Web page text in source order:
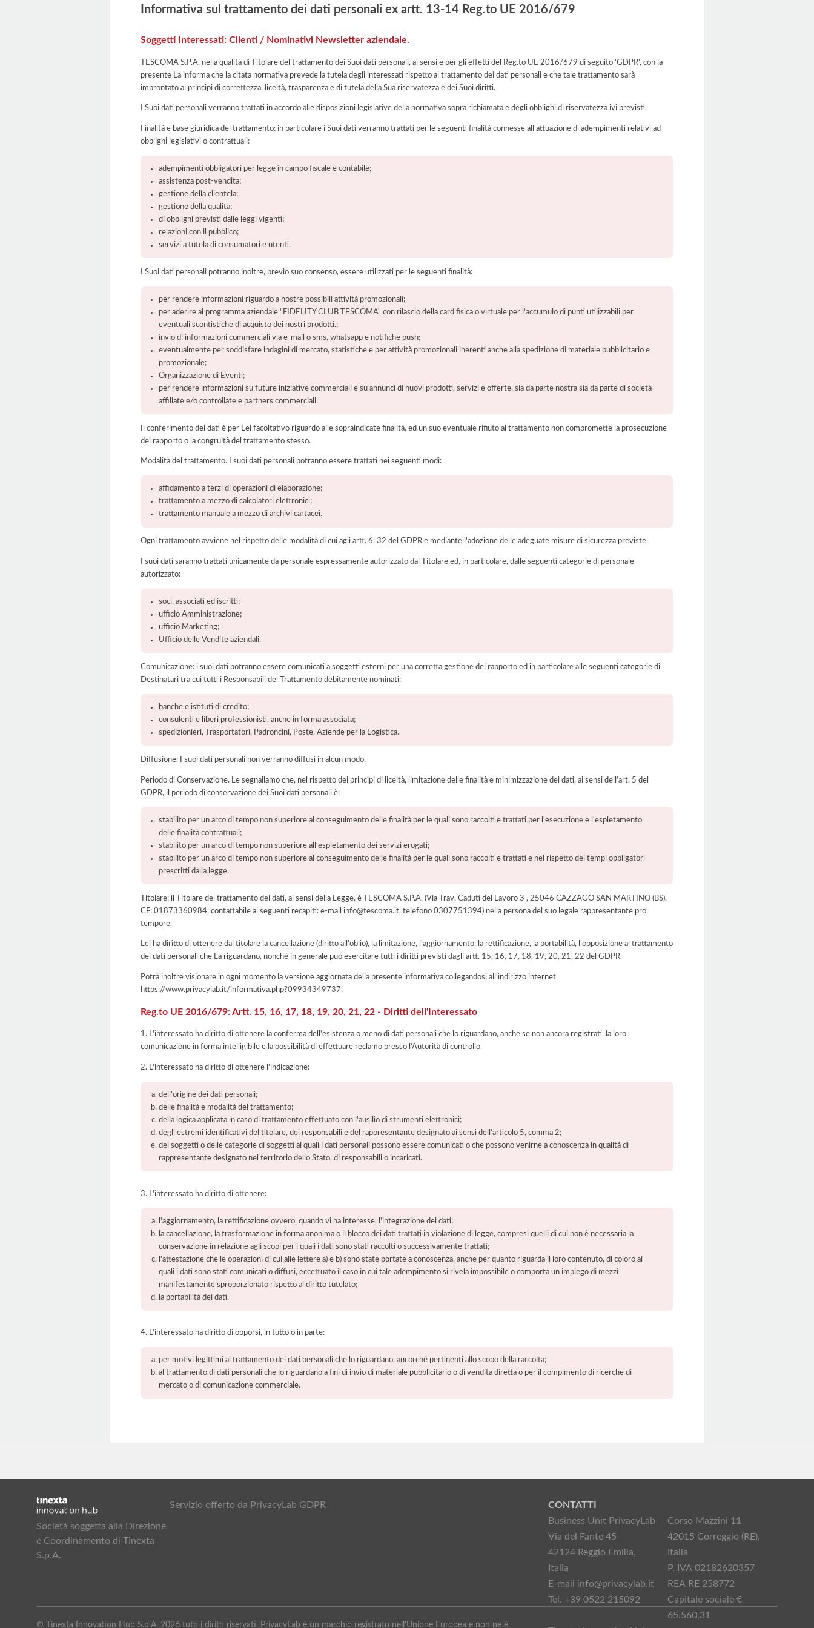
Informativa sul trattamento dei dati personali ex artt. 13-14 Reg.to UE 2016/679
Soggetti Interessati: Clienti / Nominativi Newsletter aziendale.
TESCOMA S.P.A. nella qualità di Titolare del trattamento dei Suoi dati personali, ai sensi e per gli effetti del Reg.to UE 2016/679 di seguito 'GDPR', con la
presente La informa che la citata normativa prevede la tutela degli interessati rispetto al trattamento dei dati personali e che tale trattamento sarà
improntato ai principi di correttezza, liceità, trasparenza e di tutela della Sua riservatezza e dei Suoi diritti.
I Suoi dati personali verranno trattati in accordo alle disposizioni legislative della normativa sopra richiamata e degli obblighi di riservatezza ivi previsti.
Finalità e base giuridica del trattamento: in particolare i Suoi dati verranno trattati per le seguenti finalità connesse all'attuazione di adempimenti relativi ad
obblighi legislativi o contrattuali:
adempimenti obbligatori per legge in campo fiscale e contabile;
assistenza post-vendita;
gestione della clientela;
gestione della qualità;
di obblighi previsti dalle leggi vigenti;
relazioni con il pubblico;
servizi a tutela di consumatori e utenti.
I Suoi dati personali potranno inoltre, previo suo consenso, essere utilizzati per le seguenti finalità:
per rendere informazioni riguardo a nostre possibili attività promozionali;
per aderire al programma aziendale "FIDELITY CLUB TESCOMA" con rilascio della card fisica o virtuale per l'accumulo di punti utilizzabili per
eventuali scontistiche di acquisto dei nostri prodotti.;
invio di informazioni commerciali via e-mail o sms, whatsapp e notifiche push;
eventualmente per soddisfare indagini di mercato, statistiche e per attività promozionali inerenti anche alla spedizione di materiale pubblicitario e
promozionale;
Organizzazione di Eventi;
per rendere informazioni su future iniziative commerciali e su annunci di nuovi prodotti, servizi e offerte, sia da parte nostra sia da parte di società
affiliate e/o controllate e partners commerciali.
Il conferimento dei dati è per Lei facoltativo riguardo alle sopraindicate finalità, ed un suo eventuale rifiuto al trattamento non compromette la prosecuzione
del rapporto o la congruità del trattamento stesso.
Modalità del trattamento. I suoi dati personali potranno essere trattati nei seguenti modi:
affidamento a terzi di operazioni di elaborazione;
trattamento a mezzo di calcolatori elettronici;
trattamento manuale a mezzo di archivi cartacei.
Ogni trattamento avviene nel rispetto delle modalità di cui agli artt. 6, 32 del GDPR e mediante l'adozione delle adeguate misure di sicurezza previste.
I suoi dati saranno trattati unicamente da personale espressamente autorizzato dal Titolare ed, in particolare, dalle seguenti categorie di personale
autorizzato:
soci, associati ed iscritti;
ufficio Amministrazione;
ufficio Marketing;
Ufficio delle Vendite aziendali.
Comunicazione: i suoi dati potranno essere comunicati a soggetti esterni per una corretta gestione del rapporto ed in particolare alle seguenti categorie di
Destinatari tra cui tutti i Responsabili del Trattamento debitamente nominati:
banche e istituti di credito;
consulenti e liberi professionisti, anche in forma associata;
spedizionieri, Trasportatori, Padroncini, Poste, Aziende per la Logistica.
Diffusione: I suoi dati personali non verranno diffusi in alcun modo.
Periodo di Conservazione. Le segnaliamo che, nel rispetto dei principi di liceità, limitazione delle finalità e minimizzazione dei dati, ai sensi dell’art. 5 del
GDPR, il periodo di conservazione dei Suoi dati personali è:
stabilito per un arco di tempo non superiore al conseguimento delle finalità per le quali sono raccolti e trattati per l'esecuzione e l'espletamento
delle finalità contrattuali;
stabilito per un arco di tempo non superiore all'espletamento dei servizi erogati;
stabilito per un arco di tempo non superiore al conseguimento delle finalità per le quali sono raccolti e trattati e nel rispetto dei tempi obbligatori
prescritti dalla legge.
Titolare: il Titolare del trattamento dei dati, ai sensi della Legge, è TESCOMA S.P.A. (Via Trav. Caduti del Lavoro 3 , 25046 CAZZAGO SAN MARTINO (BS),
CF: 01873360984, contattabile ai seguenti recapiti: e-mail info@tescoma.it, telefono 0307751394) nella persona del suo legale rappresentante pro
tempore.
Lei ha diritto di ottenere dal titolare la cancellazione (diritto all'oblio), la limitazione, l'aggiornamento, la rettificazione, la portabilità, l'opposizione al trattamento
dei dati personali che La riguardano, nonché in generale può esercitare tutti i diritti previsti dagli artt. 15, 16, 17, 18, 19, 20, 21, 22 del GDPR.
Potrà inoltre visionare in ogni momento la versione aggiornata della presente informativa collegandosi all'indirizzo internet
https://www.privacylab.it/informativa.php?09934349737.
Reg.to UE 2016/679: Artt. 15, 16, 17, 18, 19, 20, 21, 22 - Diritti dell'Interessato
1. L'interessato ha diritto di ottenere la conferma dell'esistenza o meno di dati personali che lo riguardano, anche se non ancora registrati, la loro
comunicazione in forma intelligibile e la possibilità di effettuare reclamo presso l’Autorità di controllo.
2. L'interessato ha diritto di ottenere l'indicazione:
dell'origine dei dati personali;
delle finalità e modalità del trattamento;
della logica applicata in caso di trattamento effettuato con l'ausilio di strumenti elettronici;
degli estremi identificativi del titolare, dei responsabili e del rappresentante designato ai sensi dell'articolo 5, comma 2;
dei soggetti o delle categorie di soggetti ai quali i dati personali possono essere comunicati o che possono venirne a conoscenza in qualità di
rappresentante designato nel territorio dello Stato, di responsabili o incaricati.
3. L'interessato ha diritto di ottenere:
l'aggiornamento, la rettificazione ovvero, quando vi ha interesse, l'integrazione dei dati;
la cancellazione, la trasformazione in forma anonima o il blocco dei dati trattati in violazione di legge, compresi quelli di cui non è necessaria la
conservazione in relazione agli scopi per i quali i dati sono stati raccolti o successivamente trattati;
l'attestazione che le operazioni di cui alle lettere a) e b) sono state portate a conoscenza, anche per quanto riguarda il loro contenuto, di coloro ai
quali i dati sono stati comunicati o diffusi, eccettuato il caso in cui tale adempimento si rivela impossibile o comporta un impiego di mezzi
manifestamente sproporzionato rispetto al diritto tutelato;
la portabilità dei dati.
4. L'interessato ha diritto di opporsi, in tutto o in parte:
per motivi legittimi al trattamento dei dati personali che lo riguardano, ancorché pertinenti allo scopo della raccolta;
al trattamento di dati personali che lo riguardano a fini di invio di materiale pubblicitario o di vendita diretta o per il compimento di ricerche di
mercato o di comunicazione commerciale.
Società soggetta alla Direzione
e Coordinamento di Tinexta
S.p.A.
Servizio offerto da PrivacyLab GDPR
CONTATTI
Business Unit PrivacyLab
Via del Fante 45
42124 Reggio Emilia,
Italia
E-mail info@privacylab.it
Tel. +39 0522 215092
Corso Mazzini 11
42015 Correggio (RE),
Italia
P. IVA 02182620357
REA RE 258772
Capitale sociale €
65.560,31
© Tinexta Innovation Hub S.p.A. 2026 tutti i diritti riservati. PrivacyLab è un marchio registrato nell'Unione Europea e non ne è